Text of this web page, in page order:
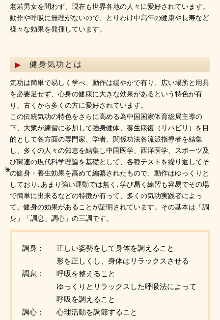
老若男女を問わず、現在も世界各地の人々に愛好されています。
動作や呼吸に無理がないので、とりわけ中高年の健康や長寿など
様々な効果を発揮しています。
健身気功とは
気功は簡単で易しく学べ、動作は緩やかで有り、広い場所と用具
を必要足せず、心身の健康に大きな効果があるという特色が有
り、古くから多くの方に愛好されています。
この伝統気功の特色をさらに高める為中国国家体育総局主導の
下、大衆が練習に参加して強身健体、養生康復（リハビリ）を目
的として各方面の専門家、学者、関係功法各流派指導者を結集
し、多くの人々の知恵を結集し中国医学、西洋医学、スポーツ及
び関連の現代科学理論を基礎として、各種テストを繰り返してそ
の健身・養生効果を高めて編纂されたもので、動作はゆっくりと
しており､あまり強い運動では無く､学び易く練習も容易でその場
で簡単に出来るなどの特徴が有って、多くの気功実践者によっ
て、健身の効果があることが証明されています。その基本は「調
身」「調息」調心」の三調です。
調身：
正しい姿勢をして身体を調えること
形を正しくし、身体はリラックスさせる
調息：
呼吸を整えること
ゆっくりとリラックスした呼吸法によって
呼吸を調えること
調心：
心理活動を調節すること